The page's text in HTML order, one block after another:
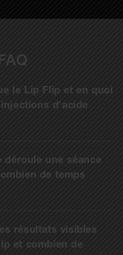
le Lip Flip et en quoi
d’acide
déroule une séance
de temps
résultats visibles
et combien de